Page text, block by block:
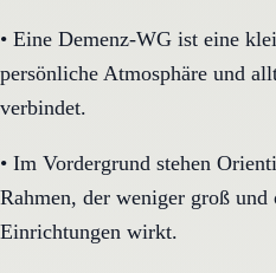
• Eine Demenz-WG ist eine
persönliche Atmosphäre und
verbindet.
• Im Vordergrund stehen
Rahmen, der weniger groß
Einrichtungen wirkt.